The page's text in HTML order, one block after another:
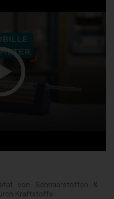
von Schmierstoffen &
Kraftstoffe